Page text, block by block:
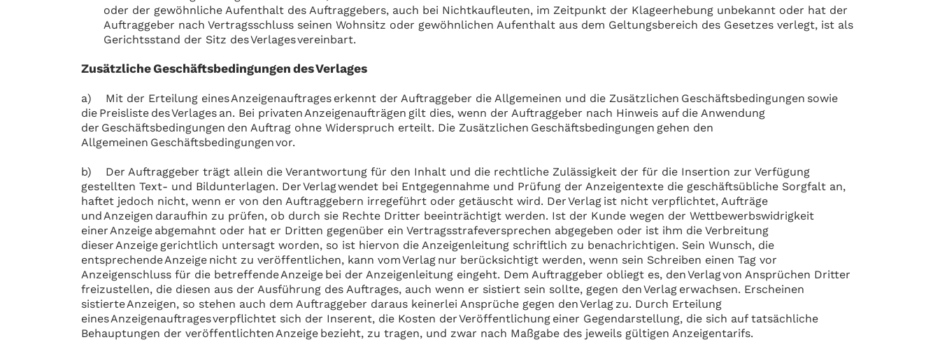
oder der gewöhnliche Aufenthalt des Auftraggebers, auch bei Nichtkaufleuten, im Zeitpunkt der Klageerhebung unbekannt oder hat der
Auftraggeber nach Vertragsschluss seinen Wohnsitz oder gewöhnlichen Aufenthalt aus dem Geltungsbereich des Gesetzes verlegt, ist als
Gerichtsstand der Sitz des Verlages vereinbart.
Zusätzliche Geschäftsbedingungen des Verlages
a) Mit der Erteilung eines Anzeigenauftrages erkennt der Auftraggeber die Allgemeinen und die Zusätzlichen Geschäftsbedingungen sowie
die Preisliste des Verlages an. Bei privaten Anzeigenaufträgen gilt dies, wenn der Auftraggeber nach Hinweis auf die Anwendung
der Geschäftsbedingungen den Auftrag ohne Widerspruch erteilt. Die Zusätzlichen Geschäftsbedingungen gehen den
Allgemeinen Geschäftsbedingungen vor.
b) Der Auftraggeber trägt allein die Verantwortung für den Inhalt und die rechtliche Zulässigkeit der für die Insertion zur Verfügung
gestellten Text- und Bildunterlagen. Der Verlag wendet bei Entgegennahme und Prüfung der Anzeigentexte die geschäftsübliche Sorgfalt an,
haftet jedoch nicht, wenn er von den Auftraggebern irregeführt oder getäuscht wird. Der Verlag ist nicht verpflichtet, Aufträge
und Anzeigen daraufhin zu prüfen, ob durch sie Rechte Dritter beeinträchtigt werden. Ist der Kunde wegen der Wettbewerbswidrigkeit
einer Anzeige abgemahnt oder hat er Dritten gegenüber ein Vertragsstrafeversprechen abgegeben oder ist ihm die Verbreitung
dieser Anzeige gerichtlich untersagt worden, so ist hiervon die Anzeigenleitung schriftlich zu benachrichtigen. Sein Wunsch, die
entsprechende Anzeige nicht zu veröffentlichen, kann vom Verlag nur berücksichtigt werden, wenn sein Schreiben einen Tag vor
Anzeigenschluss für die betreffende Anzeige bei der Anzeigenleitung eingeht. Dem Auftraggeber obliegt es, den Verlag von Ansprüchen Dritter
freizustellen, die diesen aus der Ausführung des Auftrages, auch wenn er sistiert sein sollte, gegen den Verlag erwachsen. Erscheinen
sistierte Anzeigen, so stehen auch dem Auftraggeber daraus keinerlei Ansprüche gegen den Verlag zu. Durch Erteilung
eines Anzeigenauftrages verpflichtet sich der Inserent, die Kosten der Veröffentlichung einer Gegendarstellung, die sich auf tatsächliche
Behauptungen der veröffentlichten Anzeige bezieht, zu tragen, und zwar nach Maßgabe des jeweils gültigen Anzeigentarifs.